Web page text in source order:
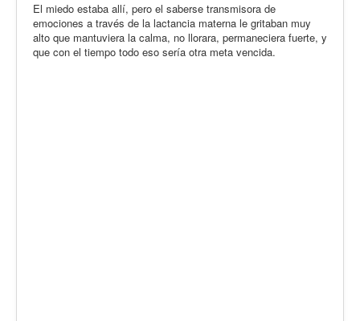
El miedo estaba allí, pero el saberse transmisora de
emociones a través de la lactancia materna le gritaban muy
alto que mantuviera la calma, no llorara, permaneciera fuerte, y
que con el tiempo todo eso sería otra meta vencida.